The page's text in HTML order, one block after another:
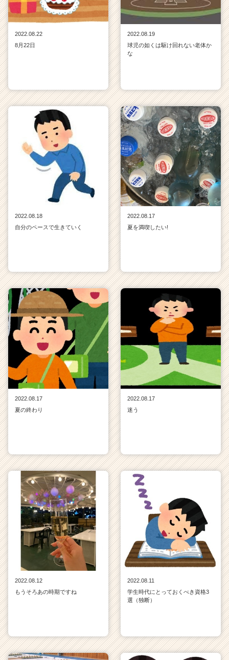
2022.08.22
8月22日
2022.08.19
球児の如くは駆け回れない老体か
な
2022.08.18
自分のペースで生きていく
2022.08.17
夏を満喫したい!
2022.08.17
夏の終わり
2022.08.17
迷う
2022.08.12
もうそろあの時期ですね
2022.08.11
学生時代にとっておくべき資格3
選（独断）